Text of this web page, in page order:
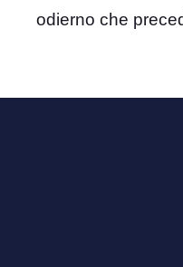
odierno che